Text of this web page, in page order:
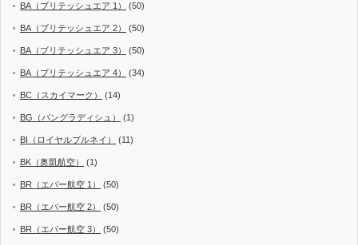
BA（ブリテッシュエア 1） (50)
BA（ブリテッシュエア 2） (50)
BA（ブリテッシュエア 3） (50)
BA（ブリテッシュエア 4） (34)
BC（スカイマーク） (14)
BG（バングラディシュ） (1)
BI（ロイヤルブルネイ） (11)
BK（奥凱航空） (1)
BR（エバー航空 1） (50)
BR（エバー航空 2） (50)
BR（エバー航空 3） (50)